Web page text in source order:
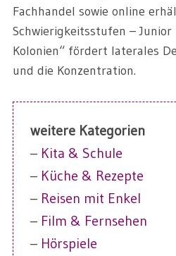
Fachhandel sowie online
Schwierigkeitsstufen – Junior
Kolonien“ fördert laterales
und die Konzentration.
weitere Kategorien
– Kita & Schule
– Küche & Rezepte
– Reisen mit Enkel
– Film & Fernsehen
– Hörspiele